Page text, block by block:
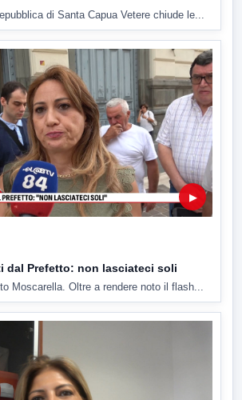
di Santa Capua Vetere chiude le...
▶
dal Prefetto: non lasciateci soli
Moscarella. Oltre a rendere noto il flash...